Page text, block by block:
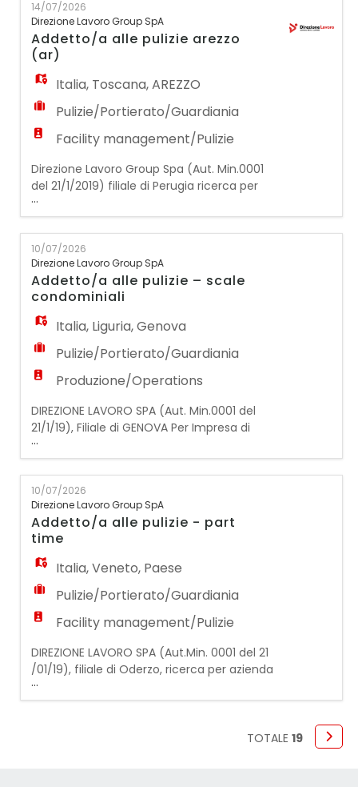
ZONA DI SACILE La risorsa ideale dovrà
svolgere le seguenti attività: - Pulizia e
sanificazione di ambienti interni (uffici,
locali
14/07/2026
Direzione Lavoro Group SpA
Addetto/a alle pulizie arezzo
(ar)
Italia, Toscana,AREZZO
Pulizie/Portierato/Guardiania
Facility management/Pulizie
Direzione Lavoro Group Spa (Aut. Min.0001
del 21/1/2019) filiale di Perugia ricerca per
azienda cliente un/una addetto/a alle
pulizie. La risorsa si occuperà della pulizia e
sarà inserita con primo contratto a tempo
determinato con possibilità di inserimento
stabile in azienda. L' orario di lavoro previsto
è di 33 ore settimanali: Lunedì 6.00/8.0
...
10/07/2026
Direzione Lavoro Group SpA
Addetto/a alle pulizie – scale
condominiali
Italia, Liguria,Genova
Pulizie/Portierato/Guardiania
Produzione/Operations
DIREZIONE LAVORO SPA (Aut. Min.0001 del
21/1/19), Filiale di GENOVA Per Impresa di
pulizie specializzata nei servizi a condomini,
ricerchiamo un/a Addetto/a alle Pulizie con
esperienza nella gestione delle scale
condominiali. La persona selezionata
opererà con precisione, attenzione ai
dettagli e rapidità esecutiva, contribuendo
a mantenere gli am
...
10/07/2026
Direzione Lavoro Group SpA
Addetto/a alle pulizie - part
time
Italia,Veneto, Paese
Pulizie/Portierato/Guardiania
Facility management/Pulizie
DIREZIONE LAVORO SPA (Aut.Min. 0001 del 21
/01/19), filiale di Oderzo, ricerca per azienda
cliente: ADDETTO/A ALLE PULIZIE – PART
TIME La risorsa selezionata si occuperà delle
...
TOTALE 19